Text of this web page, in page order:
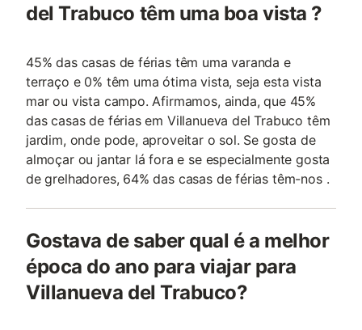
del Trabuco têm uma boa vista ?
45% das casas de férias têm uma varanda e
terraço e 0% têm uma ótima vista, seja esta vista
mar ou vista campo. Afirmamos, ainda, que 45%
das casas de férias em Villanueva del Trabuco têm
jardim, onde pode, aproveitar o sol. Se gosta de
almoçar ou jantar lá fora e se especialmente gosta
de grelhadores, 64% das casas de férias têm-nos .
Gostava de saber qual é a melhor
época do ano para viajar para
Villanueva del Trabuco?